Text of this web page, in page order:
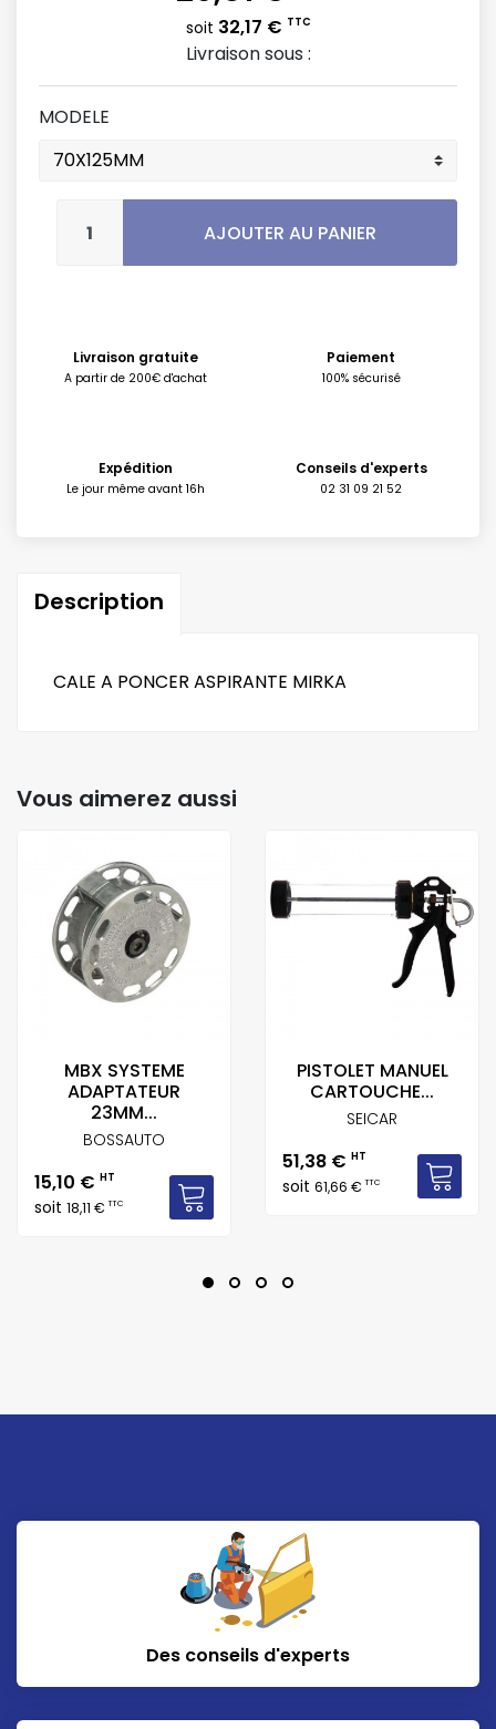
soit 32,17 € TTC
Livraison sous :
MODELE
AJOUTER AU PANIER
Livraison gratuite
A partir de 200€ d'achat
Paiement
100% sécurisé
Expédition
Le jour même avant 16h
Conseils d'experts
02 31 09 21 52
Description
CALE A PONCER ASPIRANTE MIRKA
Vous aimerez aussi
MBX SYSTEME
ADAPTATEUR
23MM...
BOSSAUTO
Prix
15,10 € HT
soit 18,11 €TTC
PISTOLET MANUEL
CARTOUCHE...
SEICAR
Prix
51,38 € HT
soit 61,66 €TTC
Des conseils d'experts